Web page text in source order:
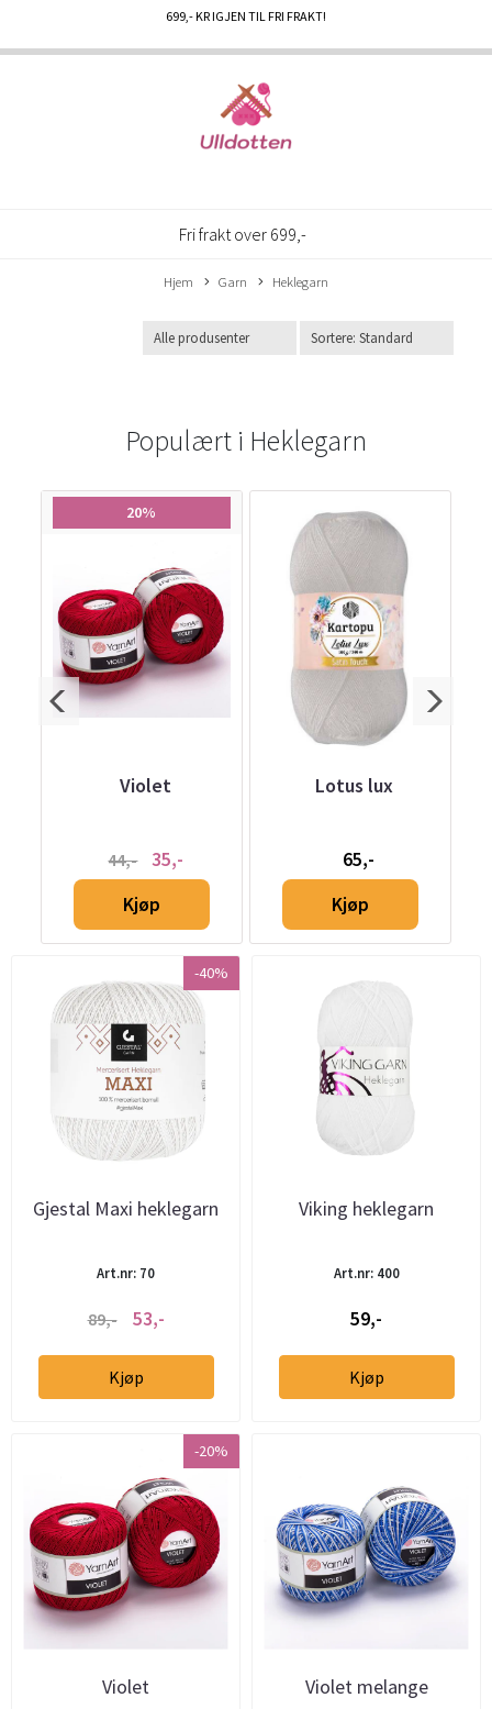
699,- KR IGJEN TIL FRI FRAKT!
Fri frakt over 699,-
Hjem Garn Heklegarn
Populært i Heklegarn
20%
Violet
44,-
35,-
Kjøp
Lotus lux
65,-
Kjøp
-40%
Gjestal Maxi heklegarn
Art.nr: 70
89,- 53,-
Kjøp
Viking heklegarn
Art.nr: 400
59,-
Kjøp
-20%
Violet Violet melange